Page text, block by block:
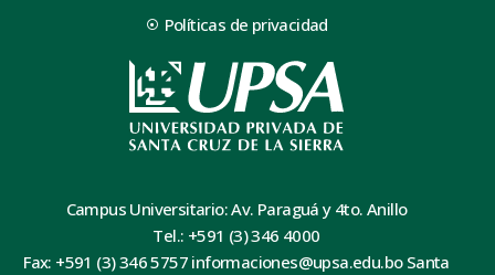
Políticas de privacidad
Campus Universitario: Av. Paraguá y 4to. Anillo
Tel.: +591 (3) 346 4000
Fax: +591 (3) 346 5757 informaciones@upsa.edu.bo Santa